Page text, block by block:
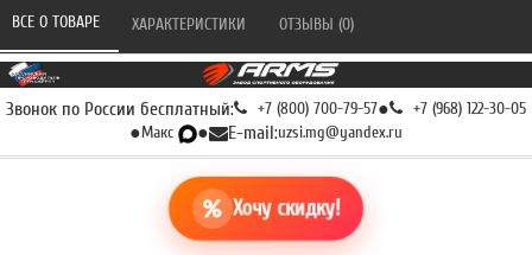
Звонок по России бесплатный: +7 (800) 700-79-57● +7 (968) 122-30-05
●Макс ● E-mail:uzsi.mg@yandex.ru
Хочу скидку!
ВСЕ О ТОВАРЕ ХАРАКТЕРИСТИКИ ОТЗЫВЫ (0)